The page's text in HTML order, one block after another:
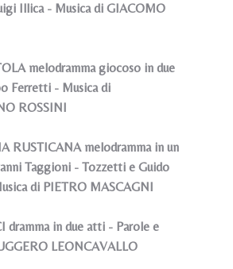
Illica - Musica di GIACOMO
melodramma giocoso in due
Ferretti - Musica di
ROSSINI
RUSTICANA melodramma in un
Taggioni - Tozzetti e Guido
di PIETRO MASCAGNI
dramma in due atti - Parole e
LEONCAVALLO